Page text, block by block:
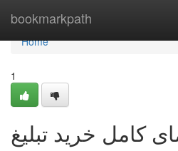
bookmarkpath
Home
Home
1
کامل خرید تبلیغ